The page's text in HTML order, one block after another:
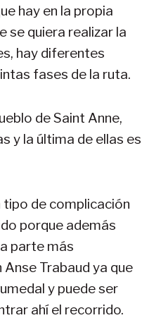
hay en la propia
se quiera realizar la
hay diferentes
fases de la ruta.
de Saint Anne,
y la última de ellas es
tipo de complicación
porque además
parte más
Trabaud ya que
y puede ser
ahí el recorrido.